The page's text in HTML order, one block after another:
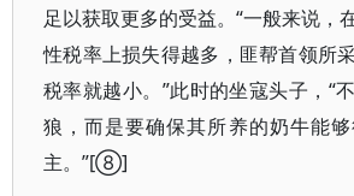
足以获取更多的受益。“一般来说，
性税率上损失得越多，匪帮首领所
税率就越小。”此时的坐寇头子，“
狼，而是要确保其所养的奶牛能
主。”[⑧]